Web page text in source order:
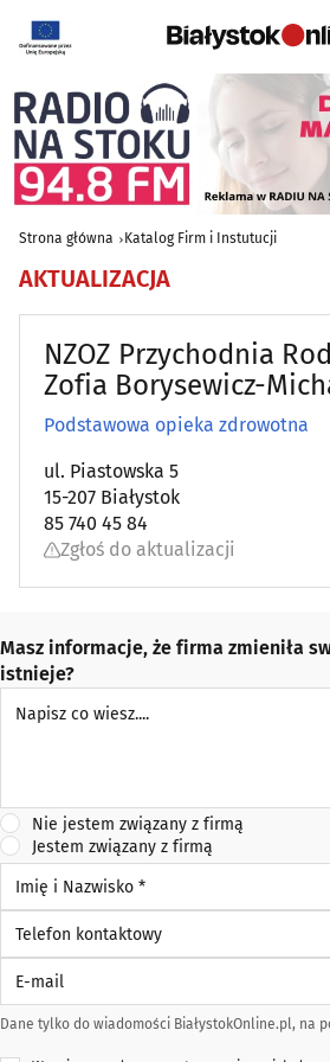
Strona główna Katalog Firm i Instutucji
AKTUALIZACJA
NZOZ Przychodnia
Zofia Borysewicz-
Podstawowa opieka zdrowotna
ul. Piastowska 5
15-207 Białystok
85 740 45 84
Zgłoś do aktualizacji
Masz informacje, że firma zmieniła
istnieje?
Nie jestem związany z firmą
Jestem związany z firmą
Imię i Nazwisko *
Telefon kontaktowy
Dane tylko do wiadomości BiałystokOnline.pl, na